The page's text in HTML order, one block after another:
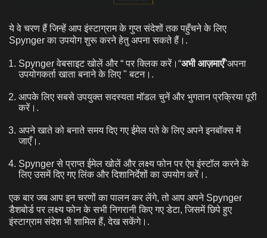
ये वे चरण हैं जिन्हें आप इंस्टाग्राम के गुप्त संदेशों तक पहुँचने के लिए
Spynger का उपयोग शुरू करने हेतु अपना सकते हैं।.
Spynger वेबसाइट खोलें और “ पर क्लिक करें।“अभी आज़माएँ”अपना
उपयोगकर्ता खाता बनाने के लिए " बटन।.
आपके लिए सबसे उपयुक्त सदस्यता मॉडल चुनें और भुगतान प्रक्रिया पूरी
करें।.
अपने खाते को बनाते समय दिए गए ईमेल पते के लिए अपने इनबॉक्स में
जाएँ।.
Spynger से प्राप्त ईमेल खोलें और लक्ष्य फोन पर ऐप इंस्टॉल करने के
लिए उसमें दिए गए लिंक और दिशानिर्देशों का उपयोग करें।.
एक बार जब आप इन चरणों का पालन कर लेंगे, तो आप अपने Spynger
डैशबोर्ड पर लक्ष्य फोन के सभी निगरानी किए गए डेटा, जिसमें छिपे हुए
इंस्टाग्राम संदेश भी शामिल हैं, देख सकेंगे।.